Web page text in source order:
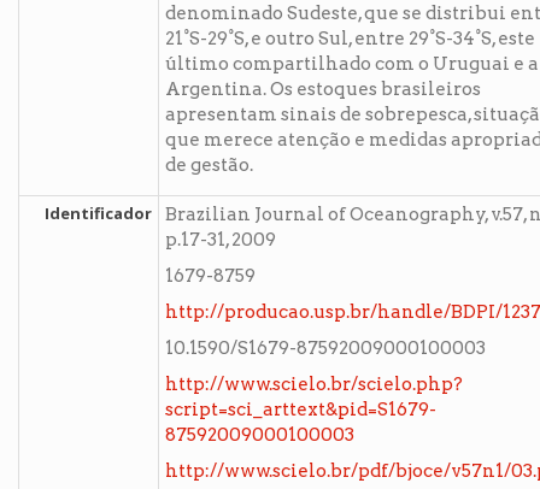
denominado Sudeste, que se distribui
21°S-29°S, e outro Sul, entre 29°S-34°S, este
último compartilhado com o Uruguai e a
Argentina. Os estoques brasileiros
apresentam sinais de sobrepesca,
que merece atenção e medidas
de gestão.
Identificador
Brazilian Journal of Oceanography, v.57,
p.17-31, 2009
1679-8759
http://producao.usp.br/handle/BDPI/
10.1590/S1679-87592009000100003
http://www.scielo.br/scielo.php?
script=sci_arttext&pid=S1679-
87592009000100003
http://www.scielo.br/pdf/bjoce/v57n1/